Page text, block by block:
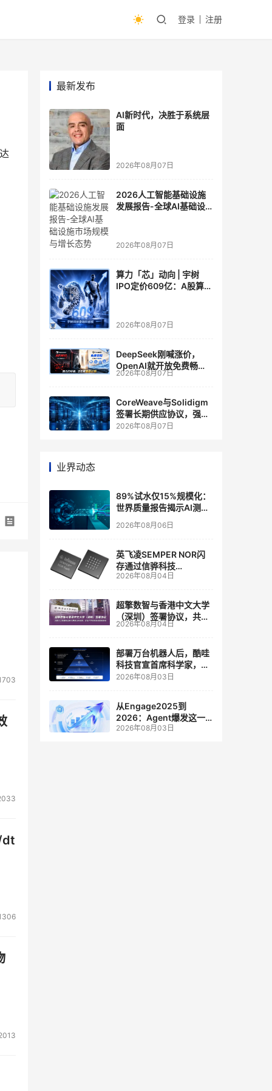
登录 注册
dt
最新发布
AI新时代，决胜于系统层
面
2026年08月07日
2026人工智能基础设施
发展报告-全球AI基础设
2026年08月07日
算力「芯」动向 | 宇树
IPO定价609亿：A股算力
2026年08月07日
DeepSeek刚喊涨价，
OpenAI就开放免费畅
聊？大模型定价的平行宇
2026年08月07日
CoreWeave与Solidigm
签署长期供应协议，强化
一体化人工智能云平台
2026年08月07日
业界动态
89%试水仅15%规模化：
世界质量报告揭示AI测
试"落地鸿沟"
2026年08月06日
英飞凌SEMPER NOR闪
存通过信骅科技
AST2700 BMC认证，全
管理
2026年08月04日
超擎数智与香港中文大学
（深圳）签署协议，共建
人工智能和边缘计算联合
2026年08月04日
部署万台机器人后，酷哇
科技官宣首席科学家，要
让世界模型交付生产力
2026年08月03日
从Engage2025到
2026：Agent爆发这一
年，AI CRM 走到哪了
2026年08月03日